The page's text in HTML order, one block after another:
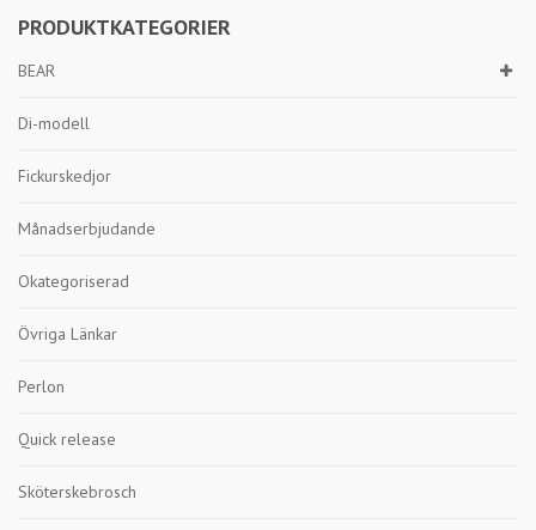
PRODUKTKATEGORIER
BEAR
Di-modell
Fickurskedjor
Månadserbjudande
Okategoriserad
Övriga Länkar
Perlon
Quick release
Sköterskebrosch